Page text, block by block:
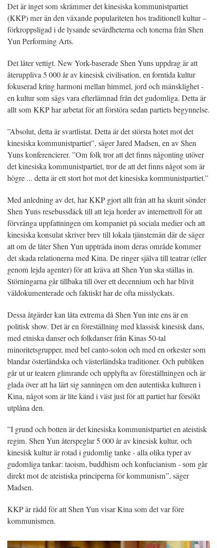
Det är inget som skrämmer det kinesiska kommunistpartiet
(KKP) mer än den växande populariteten hos traditionell kultur –
förkroppsligad i de lysande sevärdheterna och tonerna från Shen
Yun Performing Arts.
Det låter vettigt. New York-baserade Shen Yuns uppdrag är att
återuppliva 5 000 år av kinesisk civilisation, en forntida kultur
fokuserad kring harmoni mellan himmel, jord och mänsklighet -
en kultur som sägs vara efterlämnad från det gudomliga. Detta är
allt som KKP har arbetat för att förstöra sedan partiets begynnelse.
”Absolut, detta är svartlistat. Detta är det största hotet mot det
kinesiska kommunistpartiet”, säger Jared Madsen, en av Shen
Yuns konferencierer. ”Om folk tror att det finns någonting utöver
det kinesiska kommunistpartiet, tror de att det finns något som är
högre ... detta är ett stort hot mot det kinesiska kommunistpartiet.”
Med anledning av det, har KKP gjort allt från att ha skurit sönder
Shen Yuns resebussdäck till att leja horder av internettroll för att
förvränga uppfattningen om kompaniet på sociala medier och att
kinesiska konsulat skriver brev till lokala tjänstemän där de säger
att om de låter Shen Yun uppträda inom deras område kommer
det skada relationerna med Kina. De ringer själva till teatrar (eller
genom lejda agenter) för att kräva att Shen Yun ska ställas in.
Störningarna går tillbaka till över ett decennium och har blivit
väldokumenterade och faktiskt har de ofta misslyckats.
Dessa åtgärder kan låta extrema då Shen Yun inte ens är en
politisk show. Det är en föreställning med klassisk kinesisk dans,
med etniska danser och folkdanser från Kinas 50-tal
minoritetsgrupper, med bel canto-solon och med en orkester som
blandar österländska och västerländska traditioner. Och publiken
går ut ur teatern glimrande och upplyfta av föreställningen och är
glada över att ha lärt sig sanningen om den autentiska kulturen i
Kina, något som är lite känd i väst just för att partiet har försökt
utplåna den.
”I grund och botten är det kinesiska kommunistpartiet en ateistisk
regim. Shen Yun återspeglar 5 000 år av kinesisk kultur, och
kinesisk kultur är rotad i gudomlig tanke - alla olika typer av
gudomliga tankar: taoism, buddhism och konfucianism - som går
direkt mot de ateistiska principerna för kommunism”, säger
Madsen.
KKP är rädd för att Shen Yun visar Kina som det var före
kommunismen.